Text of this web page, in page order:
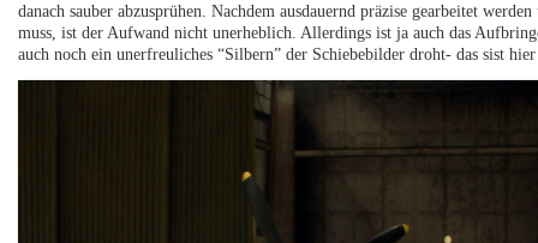
danach sauber abzusprühen. Nachdem ausdauernd präzise gearbeitet
muss, ist der Aufwand nicht unerheblich. Allerdings ist ja auch das
auch noch ein unerfreuliches “Silbern” der Schiebebilder droht- das sist hier